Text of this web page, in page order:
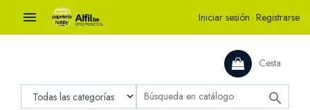
 Iniciar sesión · Registrarse
Cesta
